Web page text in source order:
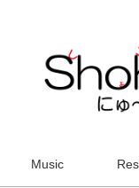
Music